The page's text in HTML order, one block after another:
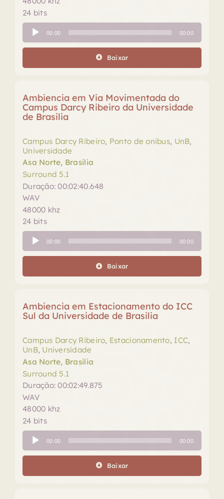
24 bits
Tocador
de
áudio
00:00 00:00
Baixar
Ambiencia em Via Movimentada do
Campus Darcy Ribeiro da Universidade
de Brasilia
Campus Darcy Ribeiro, Ponto de onibus, UnB,
Universidade
Asa Norte, Brasilia
Surround 5.1
Duração: 00:02:40.648
WAV
48000 khz
24 bits
Tocador
de
áudio
00:00 00:00
Baixar
Ambiencia em Estacionamento do ICC
Sul da Universidade de Brasilia
Campus Darcy Ribeiro, Estacionamento, ICC,
UnB, Universidade
Asa Norte, Brasilia
Surround 5.1
Duração: 00:02:49.875
WAV
48000 khz
24 bits
Tocador
de
áudio
00:00 00:00
Baixar